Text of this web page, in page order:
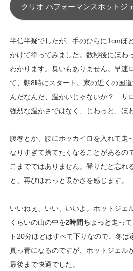
クリオ パフォーマンスホットジ
半信半疑でしたが、手のひらに1cmほ
かけて塗ってみました。数秒後にほわ
わかります。臭いもありません。早速
て、朝8時にスタート。家の近くの国
んだなんだ、温かいじゃないか？ サ
強烈な温かさではなく、じわっと、ほ
腹巻とか、腰にホッカイロを入れて走
なりすぎて捨てたくなることがあるの
こまでではありません。登りだと忘れ
と、再びほわっと暖かさを感じます。
いいねぇ、いい、いいよ。ホットジェ
くらいの山の中を2時間ちょっと走っ
ト20分ほどはすべて下りなので、冬
真っ青になるのですが、ホットジェル
最後まで快適でした。